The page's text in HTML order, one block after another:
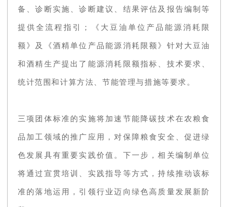
备、诊断实施、诊断建议、结果评估及报告编制等
提供全流程指引；《大豆油单位产品能源消耗限
额》及《酒精单位产品能源消耗限额》针对大豆油
和酒精生产提出了能源消耗限额指标、技术要求、
统计范围和计算方法、节能管理与措施等要求。
三项团体标准的实施将加速节能降碳技术在农粮食
品加工领域的推广应用，对保障粮食安全、促进绿
色发展具有重要实践价值。下一步，相关编制单位
将通过宣贯培训、实践指导等方式，持续推动该标
准的落地运用，引领行业迈向绿色高质量发展新阶